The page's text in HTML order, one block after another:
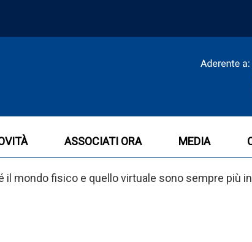
ASSOCIATI ORA MEDIA
il mondo fisico e quello virtuale sono sempre più